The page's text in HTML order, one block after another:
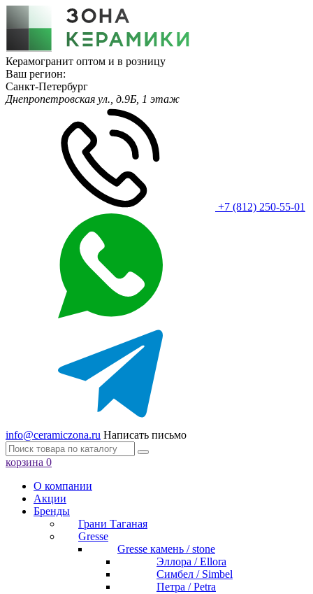
Керамогранит оптом и в розницу
Ваш регион:
Санкт-Петербург
Днепропетровская ул., д.9Б, 1 этаж
+7 (812) 250-55-01
info@ceramiczona.ru Написать письмо
корзина 0
О компании
Акции
Бренды
Грани Таганая
Gresse
Gresse камень / stone
Эллора / Ellora
Симбел / Simbel
Петра / Petra